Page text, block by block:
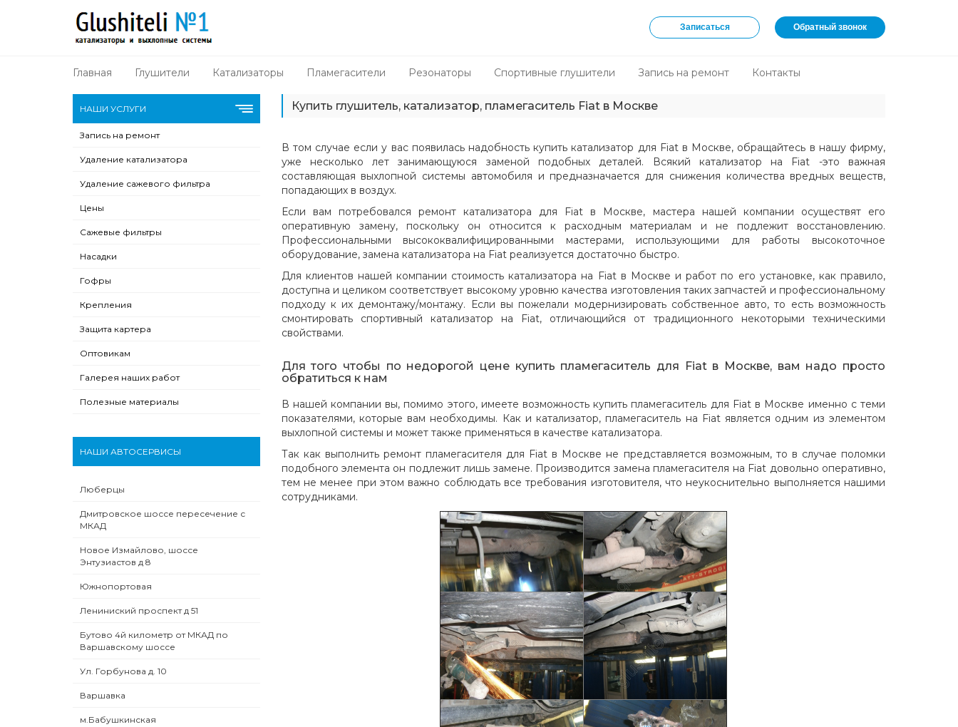
Записаться Обратный звонок
Главная Глушители Катализаторы Пламегасители Резонаторы Спортивные глушители Запись на ремонт Контакты
НАШИ УСЛУГИ
Запись на ремонт
Удаление катализатора
Удаление сажевого фильтра
Цены
Сажевые фильтры
Насадки
Гофры
Крепления
Защита картера
Оптовикам
Галерея наших работ
Полезные материалы
НАШИ АВТОСЕРВИСЫ
Люберцы
Дмитровское шоссе пересечение с
МКАД
Новое Измайлово, шоссе
Энтузиастов д 8
Южнопортовая
Лениниский проспект д 51
Бутово 4й километр от МКАД по
Варшавскому шоссе
Ул. Горбунова д. 10
Варшавка
м.Бабушкинская
Купить глушитель, катализатор, пламегаситель Fiat в Москве
В том случае если у вас появилась надобность купить катализатор для Fiat в Москве, обращайтесь в нашу фирму,
уже несколько лет занимающуюся заменой подобных деталей. Всякий катализатор на Fiat -это важная
составляющая выхлопной системы автомобиля и предназначается для снижения количества вредных веществ,
попадающих в воздух.
Если вам потребовался ремонт катализатора для Fiat в Москве, мастера нашей компании осуществят его
оперативную замену, поскольку он относится к расходным материалам и не подлежит восстановлению.
Профессиональными высококвалифицированными мастерами, использующими для работы высокоточное
оборудование, замена катализатора на Fiat реализуется достаточно быстро.
Для клиентов нашей компании стоимость катализатора на Fiat в Москве и работ по его установке, как правило,
доступна и целиком соответствует высокому уровню качества изготовления таких запчастей и профессиональному
подходу к их демонтажу/монтажу. Если вы пожелали модернизировать собственное авто, то есть возможность
смонтировать спортивный катализатор на Fiat, отличающийся от традиционного некоторыми техническими
свойствами.
Для того чтобы по недорогой цене купить пламегаситель для Fiat в Москве, вам надо просто
обратиться к нам
В нашей компании вы, помимо этого, имеете возможность купить пламегаситель для Fiat в Москве именно с теми
показателями, которые вам необходимы. Как и катализатор, пламегаситель на Fiat является одним из элементом
выхлопной системы и может также применяться в качестве катализатора.
Так как выполнить ремонт пламегасителя для Fiat в Москве не представляется возможным, то в случае поломки
подобного элемента он подлежит лишь замене. Производится замена пламегасителя на Fiat довольно оперативно,
тем не менее при этом важно соблюдать все требования изготовителя, что неукоснительно выполняется нашими
сотрудниками.